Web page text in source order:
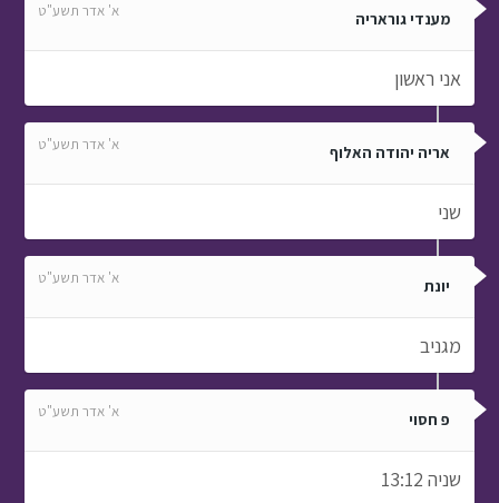
מענדי גוראריה א' אדר תשע"ט
אני ראשון
אריה יהודה האלוף א' אדר תשע"ט
שני
יונת א' אדר תשע"ט
מגניב
פ חסוי א' אדר תשע"ט
שניה 13:12